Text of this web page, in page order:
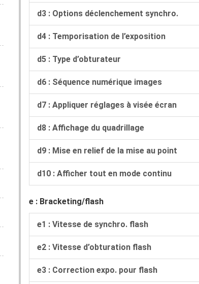
d3 : Options déclenchement synchro.
d4 : Temporisation de l’exposition
d5 : Type d’obturateur
d6 : Séquence numérique images
d7 : Appliquer réglages à visée écran
d8 : Affichage du quadrillage
d9 : Mise en relief de la mise au point
d10 : Afficher tout en mode continu
e : Bracketing/flash
e1 : Vitesse de synchro. flash
e2 : Vitesse d’obturation flash
e3 : Correction expo. pour flash